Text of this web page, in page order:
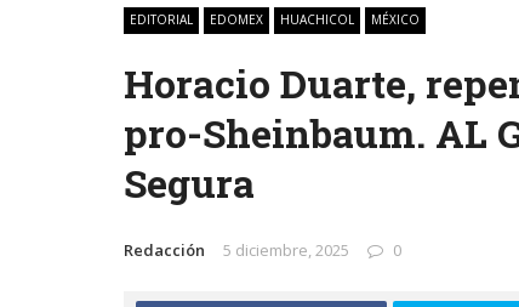
EDITORIAL EDOMEX HUACHICOL MÉXICO
Horacio Duarte,
pro-Sheinbaum. AL
Segura
Redacción 5 diciembre, 2025 0